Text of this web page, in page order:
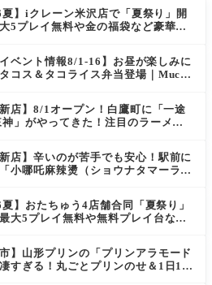
夏】iクレーン米沢店で「夏祭り」開
5プレイ無料や金の福袋など豪華企
イベント情報8/1-16】お昼が楽しみに
コス＆タコライス弁当登場｜Mucha
新店】8/1オープン！白鷹町に「一途
神」がやってきた！注目のラーメン
新店】辛いのが苦手でも安心！駅前に
小哪吒麻辣燙（ショウナタマーラー
夏】おたちゅう4店舗合同「夏祭り」
大5プレイ無料や無料プレイ台など
市】山形プリンの「プリンアラモード
すぎる！丸ごとプリンのせ＆1日10